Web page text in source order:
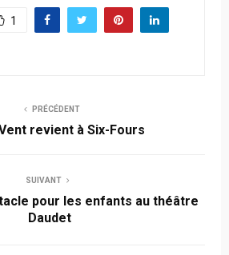
1
PRÉCÉDENT
revient à Six-Fours
SUIVANT
pour les enfants au théâtre
Daudet